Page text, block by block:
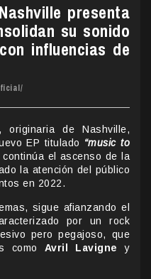
presenta
su sonido
influencias de
, originaria de Nashville,
EP titulado “music to
el ascenso de la
la atención del público
en 2022.
sigue afianzando el
por un rock
pero pegajoso, que
como Avril Lavigne y